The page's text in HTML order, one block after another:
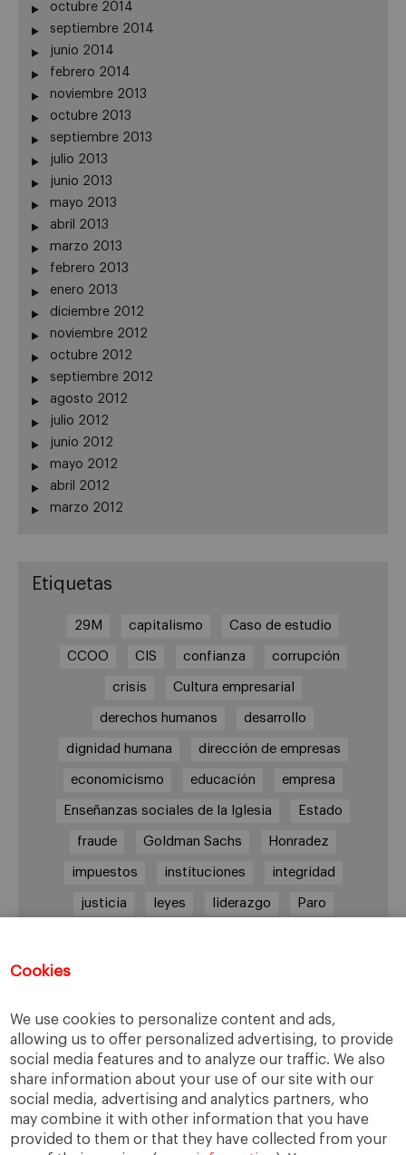
Cookies
We use cookies to personalize content and ads,
allowing us to offer personalized advertising, to provide
social media features and to analyze our traffic. We also
share information about your use of our site with our
social media, advertising and analytics partners, who
may combine it with other information that you have
provided to them or that they have collected from your
octubre 2014
septiembre 2014
junio 2014
febrero 2014
noviembre 2013
octubre 2013
septiembre 2013
julio 2013
junio 2013
mayo 2013
abril 2013
marzo 2013
febrero 2013
enero 2013
diciembre 2012
noviembre 2012
octubre 2012
septiembre 2012
agosto 2012
julio 2012
junio 2012
mayo 2012
abril 2012
marzo 2012
Etiquetas
29M capitalismo Caso de estudio
CCOO CIS confianza corrupción
crisis Cultura empresarial
derechos humanos desarrollo
dignidad humana dirección de empresas
economicismo educación empresa
Enseñanzas sociales de la Iglesia Estado
fraude Goldman Sachs Honradez
impuestos instituciones integridad
justicia leyes liderazgo Paro
reputación corporativa
responsabilidad social empresarial
sabiduría práctica Sindicatos Trabajo
transparencia UGT Valores veracidad
virtudes Ética ética de la banca
ética empresarial